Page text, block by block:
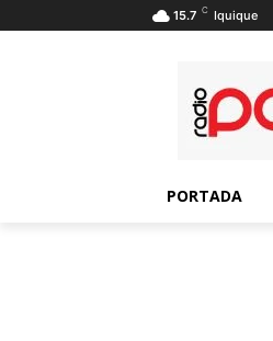
15.7 C Iquique
PORTADA